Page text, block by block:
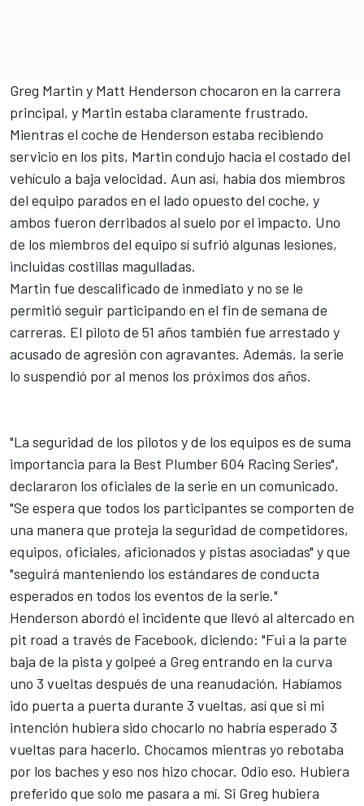
Greg Martin y Matt Henderson chocaron en la carrera
principal, y Martin estaba claramente frustrado.
Mientras el coche de Henderson estaba recibiendo
servicio en los pits, Martin condujo hacia el costado del
vehículo a baja velocidad. Aun así, había dos miembros
del equipo parados en el lado opuesto del coche, y
ambos fueron derribados al suelo por el impacto. Uno
de los miembros del equipo sí sufrió algunas lesiones,
incluidas costillas magulladas.
Martin fue descalificado de inmediato y no se le
permitió seguir participando en el fin de semana de
carreras. El piloto de 51 años también fue arrestado y
acusado de agresión con agravantes. Además, la serie
lo suspendió por al menos los próximos dos años.
"La seguridad de los pilotos y de los equipos es de suma
importancia para la Best Plumber 604 Racing Series",
declararon los oficiales de la serie en un comunicado.
"Se espera que todos los participantes se comporten de
una manera que proteja la seguridad de competidores,
equipos, oficiales, aficionados y pistas asociadas" y que
"seguirá manteniendo los estándares de conducta
esperados en todos los eventos de la serie."
Henderson abordó el incidente que llevó al altercado en
pit road a través de Facebook, diciendo: "Fui a la parte
baja de la pista y golpeé a Greg entrando en la curva
uno 3 vueltas después de una reanudación. Habíamos
ido puerta a puerta durante 3 vueltas, así que si mi
intención hubiera sido chocarlo no habría esperado 3
vueltas para hacerlo. Chocamos mientras yo rebotaba
por los baches y eso nos hizo chocar. Odio eso. Hubiera
preferido que solo me pasara a mí. Si Greg hubiera